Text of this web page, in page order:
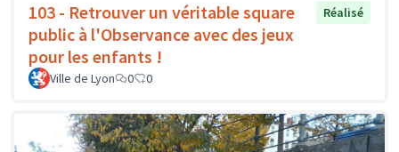
103 - Retrouver un véritable square
public à l'Observance avec des jeux
pour les enfants !
Réalisé
Ville de Lyon 0 0